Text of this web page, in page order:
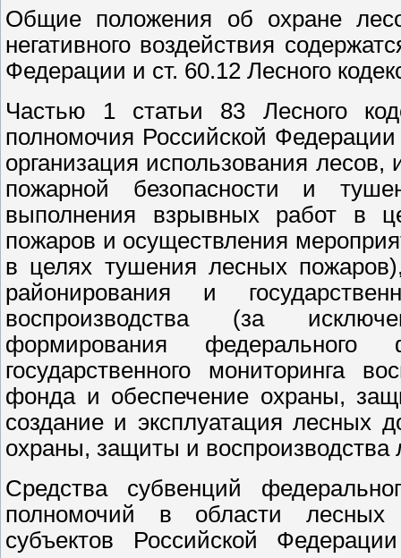
Общие положения об охране
негативного воздействия
Федерации и ст. 60.12 Лесного
Частью 1 статьи 83 Лесного
полномочия Российской
организация использования
пожарной безопасности и
выполнения взрывных работ в
пожаров и осуществления
в целях тушения лесных
районирования и
воспроизводства (за
формирования
государственного мониторинга
фонда и обеспечение охраны,
создание и эксплуатация лесных
охраны, защиты и воспроизводства
Средства субвенций
полномочий в области лесных
субъектов Российской